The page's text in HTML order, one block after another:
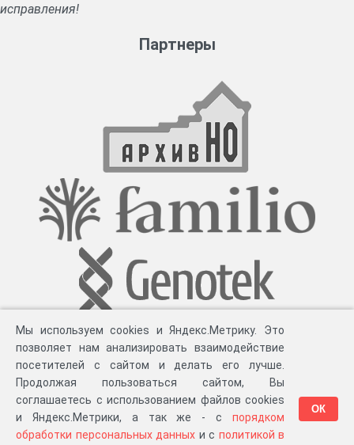
исправления!
Партнеры
Разработка компании «Великіе предки», 2023-2026 гг. Блог.Суть проекта
Мы используем cookies и Яндекс.Метрику. Это
позволяет нам анализировать взаимодействие
посетителей с сайтом и делать его лучше.
Продолжая пользоваться сайтом, Вы
соглашаетесь с использованием файлов cookies
и Яндекс.Метрики, а так же - с порядком
обработки персональных данных и с политикой в
ОК